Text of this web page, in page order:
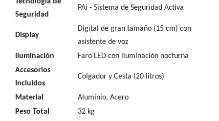
Seguridad
PAi - Sistema de Seguridad Activa
Display
Digital de gran tamaño (15 cm) con
asistente de voz
Iluminación
Faro LED con iluminación nocturna
Accesorios
Incluidos
Colgador y Cesta (20 litros)
Material
Aluminio, Acero
Peso Total
32 kg